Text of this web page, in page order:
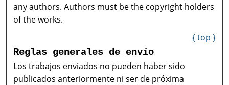
any authors. Authors must be the copyright holders
of the works.
{ top }
Reglas generales de envío
Los trabajos enviados no pueden haber sido
publicados anteriormente ni ser de próxima